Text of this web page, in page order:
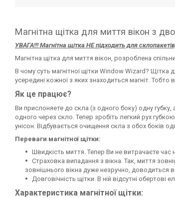
Магнітна щітка для миття вікон з
УВАГА!!! Магнітна щітка НЕ підходить для
Магнітна щітка для миття вікон, розроблена
В чому суть магнітної щітки Window Wizard? Щітка
усередині кожної з яких знаходиться магніт.
Як це працює?
Ви прислоняете до скла (з одного боку) одну
одного через скло. Тепер зробіть легкий рух
унісон. Відбувається очищення скла з обох боків
Переваги магнітної щітки:
Швидкість миття. Тепер Ви не витрачаєте час
Страховка випадання з вікна. Так, миття
зовнішнього вікна дуже незручно, доводиться
Довговічність щітки. В ній відсутні
Характеристика магнітної щітки: